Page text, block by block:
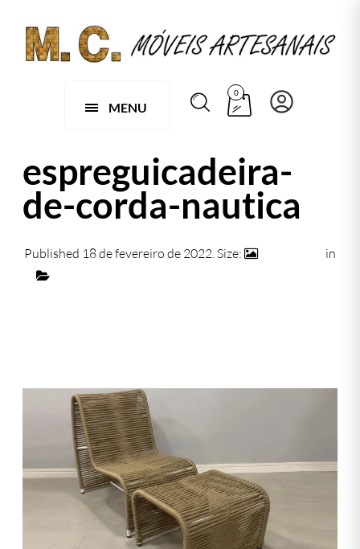
MENU
0
espreguicadeira-
de-corda-nautica
Published 18 de fevereiro de 2022 . Size:
in